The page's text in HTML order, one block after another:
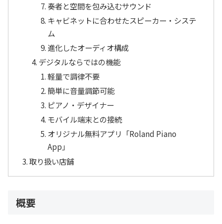
奏者と空間を包み込むサウンド
キャビネットに合わせたスピーカー・システ
ム
進化したオーディオ構成
デジタルならではの機能
軽量で調律不要
簡単に音量調節可能
ピアノ・デザイナー
モバイル端末との接続
オリジナル無料アプリ「Roland Piano
App」
取り扱い店舗
概要